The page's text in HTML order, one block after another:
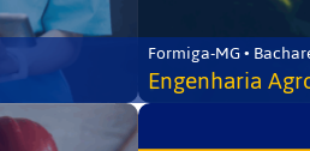
Formiga-MG •
Engenharia